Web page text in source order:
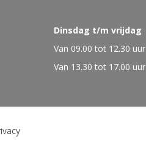
Dinsdag t/m vrijdag
Van 09.00 tot 12.30 uur
Van 13.30 tot 17.00 uur